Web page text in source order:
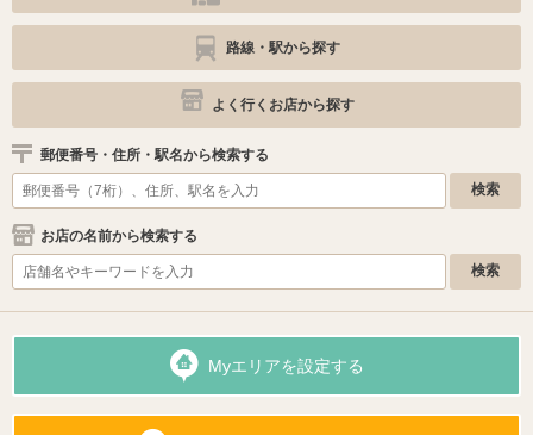
路線・駅から探す
よく行くお店から探す
郵便番号・住所・駅名から検索する
お店の名前から検索する
Myエリアを設定する